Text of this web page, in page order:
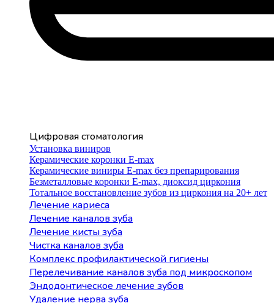
Цифровая стоматология
Установка виниров
Керамические коронки E-max
Керамические виниры E-max без препарирования
Безметалловые коронки Е-max, диоксид циркония
Тотальное восстановление зубов из циркония на 20+ лет
Лечение кариеса
Лечение каналов зуба
Лечение кисты зуба
Чистка каналов зуба
Комплекс профилактической гигиены
Перелечивание каналов зуба под микроскопом
Эндодонтическое лечение зубов
Удаление нерва зуба